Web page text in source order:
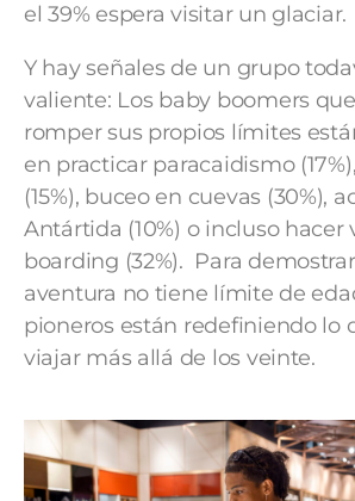
el 39% espera visitar un glaciar.
Y hay señales de un grupo
valiente: Los baby boomers
romper sus propios límites
en practicar paracaidismo
(15%), buceo en cuevas (30%),
Antártida (10%) o incluso hacer
boarding (32%). Para
aventura no tiene límite de
pioneros están redefiniendo lo
viajar más allá de los veinte.